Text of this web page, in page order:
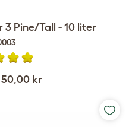
Pine/Tall - 10 liter
50,00 kr